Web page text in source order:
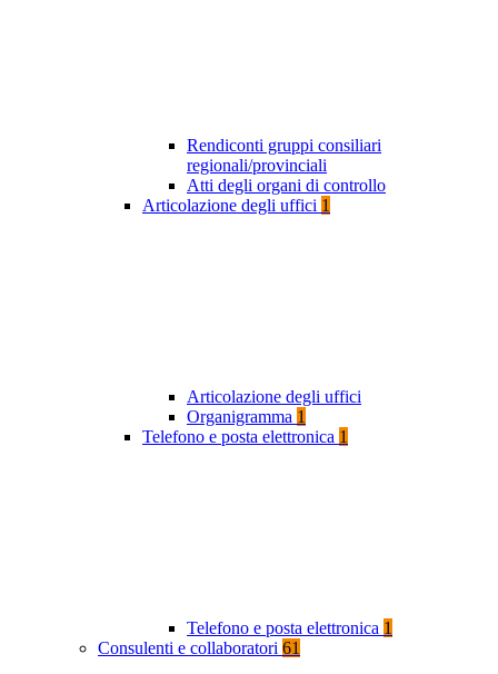
Rendiconti gruppi consiliari
regionali/provinciali
Atti degli organi di controllo
Articolazione degli uffici 1
Articolazione degli uffici
Organigramma 1
Telefono e posta elettronica 1
Telefono e posta elettronica 1
Consulenti e collaboratori 61